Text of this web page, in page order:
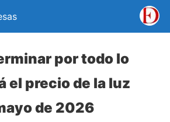
por todo lo
el precio de la luz
de 2026